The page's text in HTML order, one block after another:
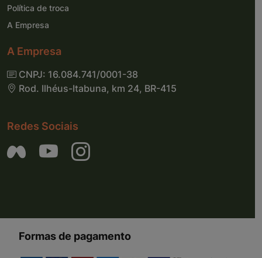
Política de troca
A Empresa
A Empresa
CNPJ: 16.084.741/0001-38
Rod. Ilhéus-Itabuna, km 24, BR-415
Redes Sociais
Formas de pagamento